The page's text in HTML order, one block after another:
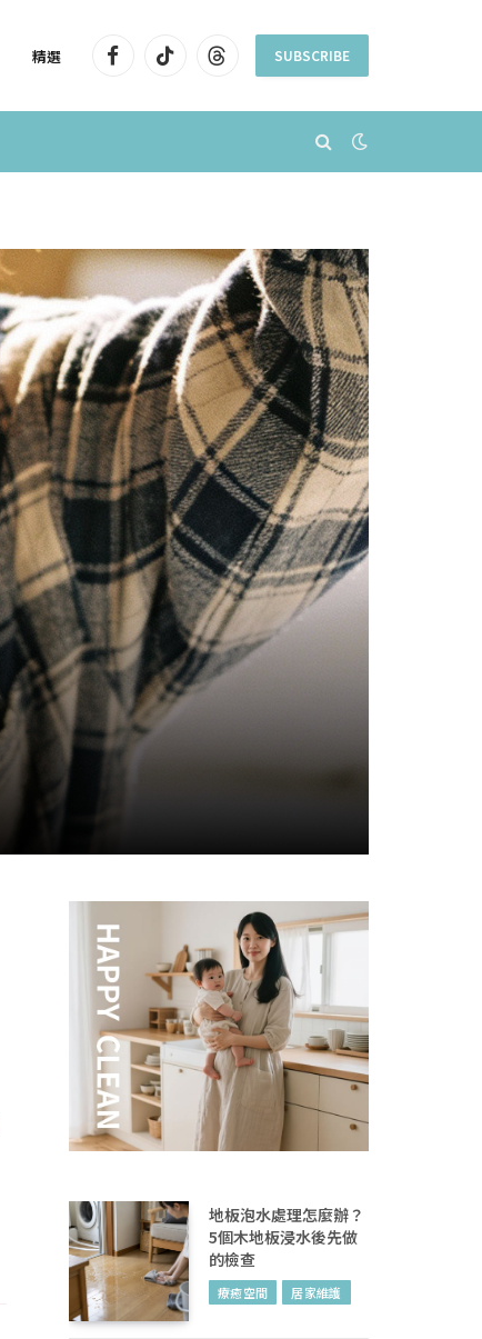
精選 FacebookTikTokThreadsSUBSCRIBE
地板泡水處理怎麼辦？
5個木地板浸水後先做
的檢查
療癒空間 居家維護